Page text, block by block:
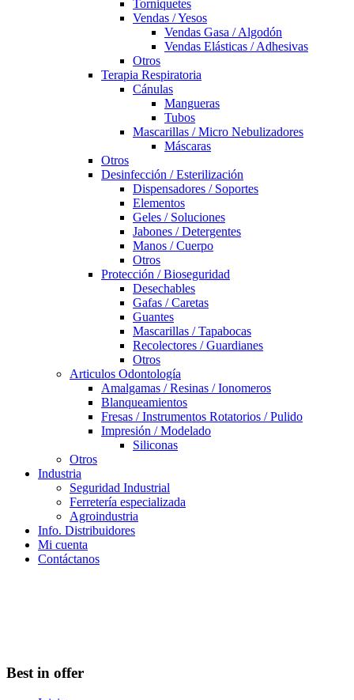
Torniquetes
Vendas / Yesos
Vendas Gasa / Algodón
Vendas Elásticas / Adhesivas
Otros
Terapia Respiratoria
Cánulas
Mangueras
Tubos
Mascarillas / Micro Nebulizadores
Máscaras
Otros
Desinfección / Esterilización
Dispensadores / Soportes
Elementos
Geles / Soluciones
Jabones / Detergentes
Manos / Cuerpo
Otros
Protección / Bioseguridad
Desechables
Gafas / Caretas
Guantes
Mascarillas / Tapabocas
Recolectores / Guardianes
Otros
Articulos Odontología
Amalgamas / Resinas / Ionomeros
Blanqueamientos
Fresas / Instrumentos Rotatorios / Pulido
Impresión / Modelado
Siliconas
Otros
Industria
Seguridad Industrial
Ferretería especializada
Agroindustria
Info. Distribuidores
Mi cuenta
Contáctanos
Best in offer